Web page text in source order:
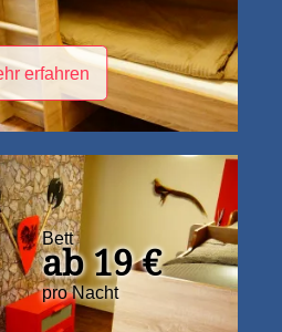
erfahren
Bett
ab 19 €
pro Nacht